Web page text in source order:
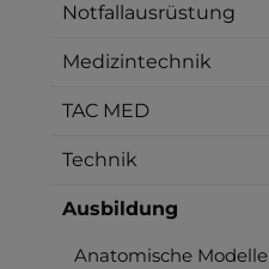
Notfallausrüstung
Medizintechnik
TAC MED
Technik
Ausbildung
Anatomische Modelle